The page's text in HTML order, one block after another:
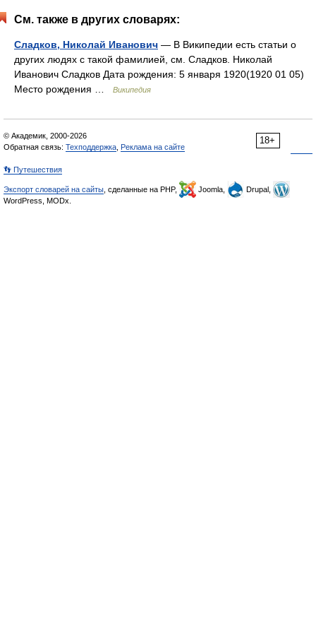
См. также в других словарях:
Сладков, Николай Иванович — В Википедии есть статьи о
других людях с такой фамилией, см. Сладков. Николай
Иванович Сладков Дата рождения: 5 января 1920(1920 01 05)
Место рождения …
Википедия
18+
© Академик, 2000-2026
Обратная связь: Техподдержка Реклама на сайте
👣 Путешествия
Экспорт словарей на сайты , сделанные на PHP, Joomla,
Drupal,
WordPress, MODx.